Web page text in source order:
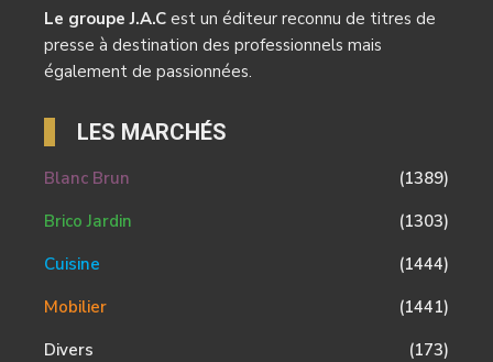
Le groupe J.A.C est un éditeur reconnu de titres de
presse à destination des professionnels mais
également de passionnées.
LES MARCHÉS
Blanc Brun
(1389)
Brico Jardin
(1303)
Cuisine
(1444)
Mobilier
(1441)
Divers
(173)